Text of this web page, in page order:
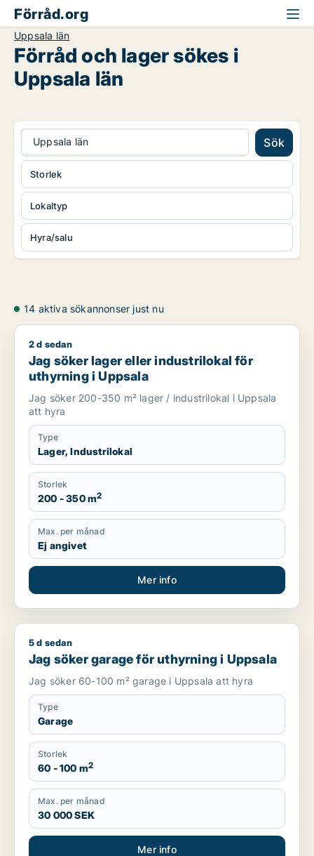
Förråd.org
Uppsala län
Förråd och lager sökes i
Uppsala län
Uppsala län Sök
Lokaltyp
Hyra/salu
Storlek
14 aktiva sökannonser just nu
Jag söker lager eller industrilokal för uthyrning i Uppsala
2 d sedan
Jag söker lager eller industrilokal för
uthyrning i Uppsala
Jag söker 200-350 m² lager / industrilokal i Uppsala
att hyra
Type
Lager, Industrilokal
Storlek
200 - 350 m2
Max. per månad
Ej angivet
Mer info
Jag söker garage för uthyrning i Uppsala
5 d sedan
Jag söker garage för uthyrning i Uppsala
Jag söker 60-100 m² garage i Uppsala att hyra
Type
Garage
Storlek
60 - 100 m2
Max. per månad
30 000 SEK
Mer info